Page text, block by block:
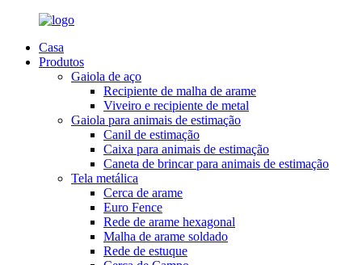
Casa
Produtos
Gaiola de aço
Recipiente de malha de arame
Viveiro e recipiente de metal
Gaiola para animais de estimação
Canil de estimação
Caixa para animais de estimação
Caneta de brincar para animais de estimação
Tela metálica
Cerca de arame
Euro Fence
Rede de arame hexagonal
Malha de arame soldado
Rede de estuque